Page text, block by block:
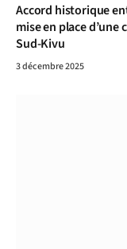
Accord historique
mise en place
Sud-Kivu
3 décembre 2025